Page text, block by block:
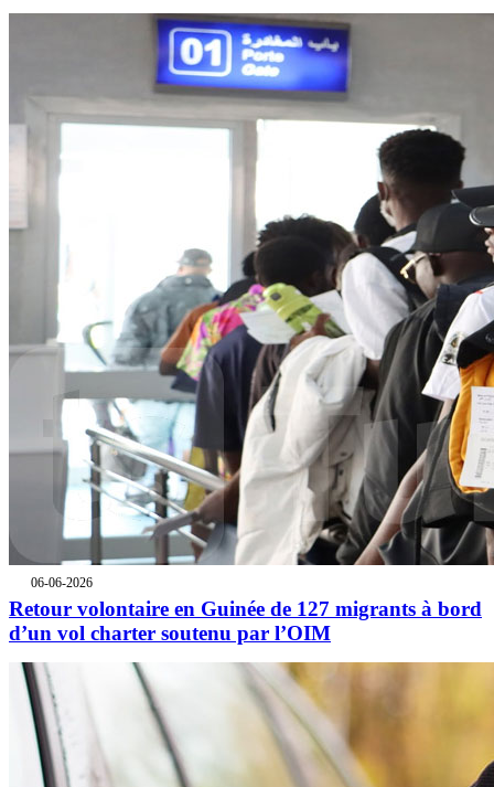
06-06-2026
Retour volontaire en Guinée de 127 migrants à bord
d’un vol charter soutenu par l’OIM